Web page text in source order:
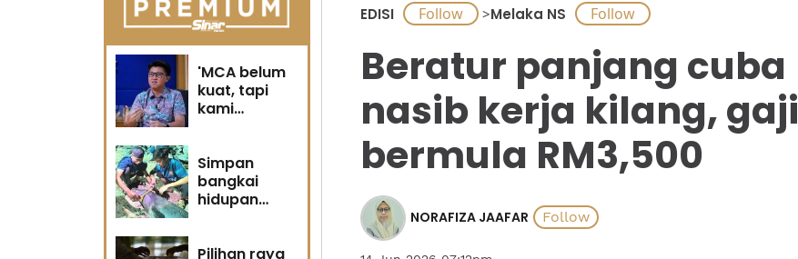
'MCA belum
kuat, tapi
kami
Simpan
bangkai
hidupan
Pilihan raya
EDISI >Melaka NS
Beratur panjang cuba
nasib kerja kilang, gaji
bermula RM3,500
NORAFIZA JAAFAR